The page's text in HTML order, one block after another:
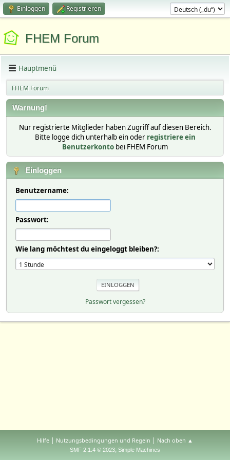
Einloggen Registrieren
FHEM Forum
Hauptmenü
FHEM Forum
Warnung!
Nur registrierte Mitglieder haben Zugriff auf diesen Bereich.
Bitte logge dich unterhalb ein oder registriere ein
Benutzerkonto bei FHEM Forum
Einloggen
Benutzername:
Passwort:
Wie lang möchtest du eingeloggt bleiben?:
Passwort vergessen?
Hilfe | Nutzungsbedingungen und Regeln | Nach oben ▲
SMF 2.1.4 © 2023, Simple Machines